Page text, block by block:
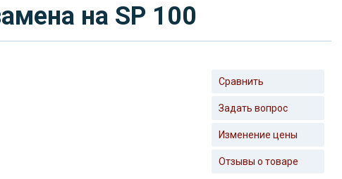
на SP 100
Сравнить
Задать вопрос
Изменение цены
Отзывы о товаре